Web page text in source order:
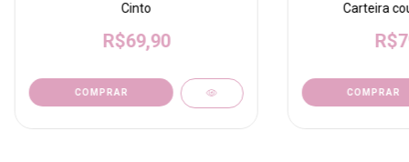
Cinto
R$69,90
COMPRAR
Carteira
COMPRAR